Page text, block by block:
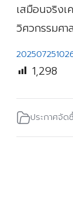
เสมือนจริง
วิศวกรรมศา
1,298
ประกาศจัด